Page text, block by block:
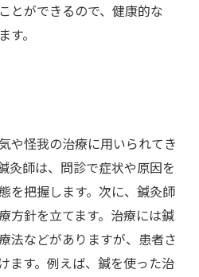
とができるので、健康的な
。
や怪我の治療に用いられてき
灸師は、問診で症状や原因を
を把握します。次に、鍼灸師
方針を立てます。治療には鍼
法などがありますが、患者さ
ます。例えば、鍼を使った治